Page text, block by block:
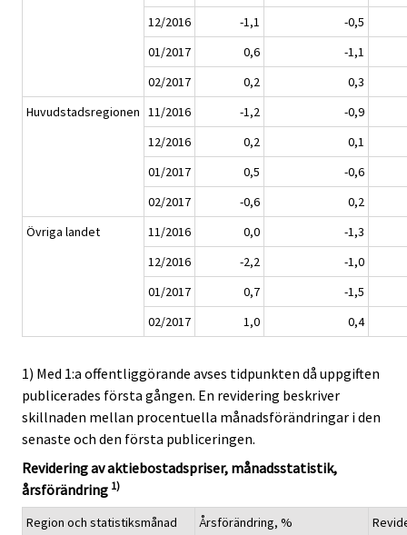
12/2016
-1,1
-0,5
01/2017
0,6
-1,1
02/2017
0,2
0,3
Huvudstadsregionen 11/2016 -1,2
-0,9
12/2016
0,2
0,1
01/2017
0,5
-0,6
02/2017
-0,6
0,2
Övriga landet
11/2016 0,0
-1,3
12/2016
-2,2
-1,0
01/2017
0,7
-1,5
02/2017
1,0 0,4
1) Med 1:a offentliggörande avses tidpunkten då uppgiften
publicerades första gången. En revidering beskriver
skillnaden mellan procentuella månadsförändringar i den
senaste och den första publiceringen.
Revidering av aktiebostadspriser, månadsstatistik,
årsförändring 1)
Region och statistiksmånad Årsförändring, %